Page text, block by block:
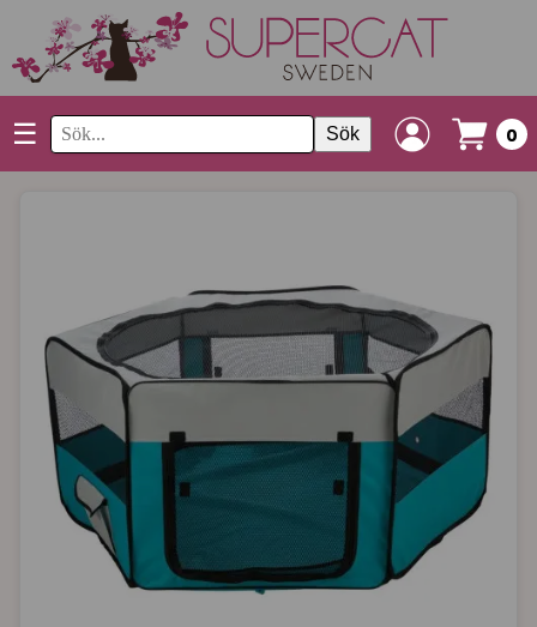
☰ Sök 0